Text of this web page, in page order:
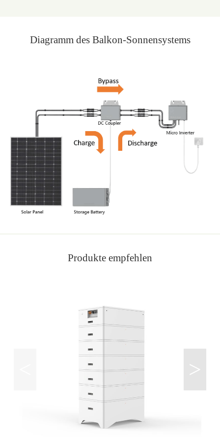
Diagramm des Balkon-Sonnensystems
Produkte empfehlen
>